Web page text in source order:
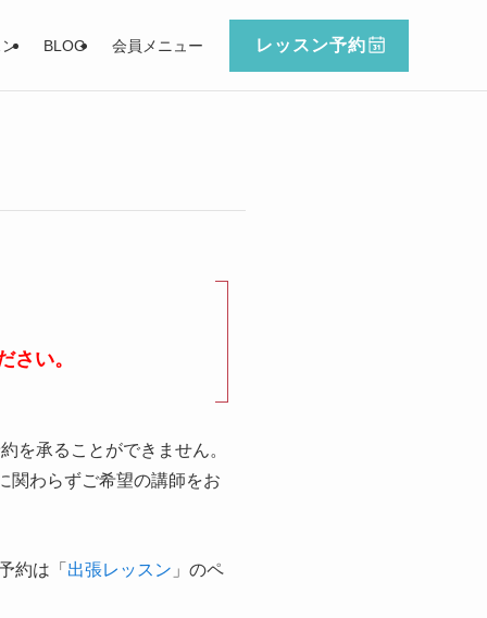
BLOG 会員メニュー レッスン予約
さい。
を承ることができません。
関わらずご希望の講師をお
約は「 出張レッスン 」のペ